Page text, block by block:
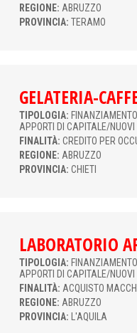
REGIONE: ABRUZZO
PROVINCIA: TERAMO
GELATERIA-
TIPOLOGIA:
APPORTI DI CAPITALE/NUOVI
FINALITÀ: CREDITO PER
REGIONE: ABRUZZO
PROVINCIA: CHIETI
LABORATORIO
TIPOLOGIA:
APPORTI DI CAPITALE/NUOVI
FINALITÀ: ACQUISTO
REGIONE: ABRUZZO
PROVINCIA:
L'AQUILA